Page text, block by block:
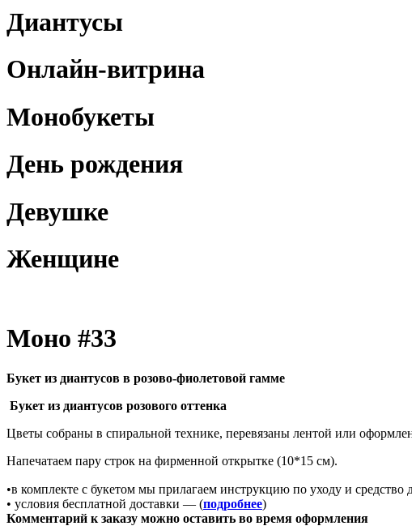
Диантусы
Онлайн-витрина
Монобукеты
День рождения
Девушке
Женщине
Моно #33
Букет из диантусов в розово-фиолетовой гамме
Букет из диантусов розового оттенка
Цветы собраны в спиральной технике, перевязаны лентой или
Напечатаем пару строк на фирменной открытке (10*15 см).
•в комплекте с букетом мы прилагаем инструкцию по уходу и средство
• условия бесплатной доставки — (подробнее)
Комментарий к заказу можно оставить во время оформления